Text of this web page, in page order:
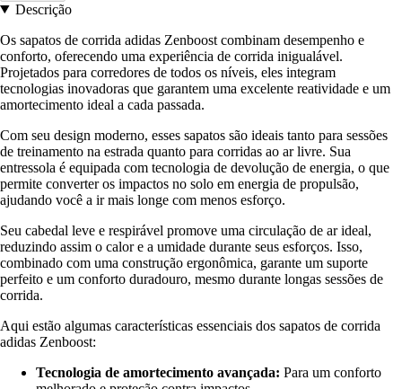
Descrição
Os sapatos de corrida adidas Zenboost combinam desempenho e
conforto, oferecendo uma experiência de corrida inigualável.
Projetados para corredores de todos os níveis, eles integram
tecnologias inovadoras que garantem uma excelente reatividade e um
amortecimento ideal a cada passada.
Com seu design moderno, esses sapatos são ideais tanto para sessões
de treinamento na estrada quanto para corridas ao ar livre. Sua
entressola é equipada com tecnologia de devolução de energia, o que
permite converter os impactos no solo em energia de propulsão,
ajudando você a ir mais longe com menos esforço.
Seu cabedal leve e respirável promove uma circulação de ar ideal,
reduzindo assim o calor e a umidade durante seus esforços. Isso,
combinado com uma construção ergonômica, garante um suporte
perfeito e um conforto duradouro, mesmo durante longas sessões de
corrida.
Aqui estão algumas características essenciais dos sapatos de corrida
adidas Zenboost:
Tecnologia de amortecimento avançada: Para um conforto